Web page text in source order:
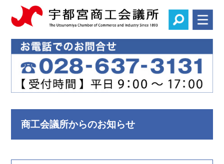
商工会議所からのお知らせ